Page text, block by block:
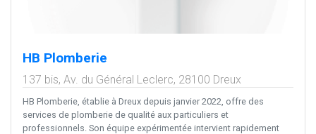
HB Plomberie
137 bis, Av. du Général Leclerc, 28100 Dreux
HB Plomberie, établie à Dreux depuis janvier 2022, offre des
services de plomberie de qualité aux particuliers et
professionnels. Son équipe expérimentée intervient rapidement